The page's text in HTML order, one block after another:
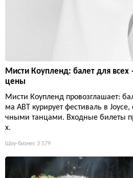
Мисти Коупленд: балет для всех
цены
Мисти Коупленд провозглашает:
ма ABT курирует фестиваль в
чными танцами. Входные билеты
х.
Шоу-бизнес 3 579